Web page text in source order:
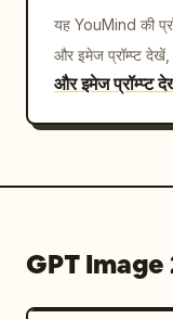
यह YouMind की
और इमेज प्रॉम्प्ट
और इमेज प्रॉम्प्ट
GPT Image